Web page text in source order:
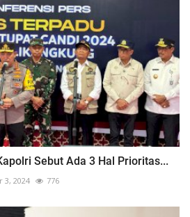
Sebut Ada 3 Hal Prioritas...
3, 2024 776